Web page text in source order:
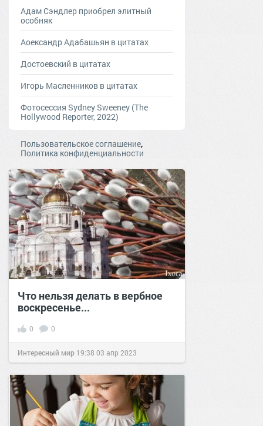
Адам Сэндлер приобрел элитный
особняк
Аоександр Адабашьян в цитатах
Достоевский в цитатах
Игорь Масленников в цитатах
Фотосессия Sydney Sweeney (The
Hollywood Reporter, 2022)
Пользовательское соглашение,
Политика конфиденциальности
Что нельзя делать в вербное
воскресенье...
0 0
Интересный мир 19:38 03 апр 2023